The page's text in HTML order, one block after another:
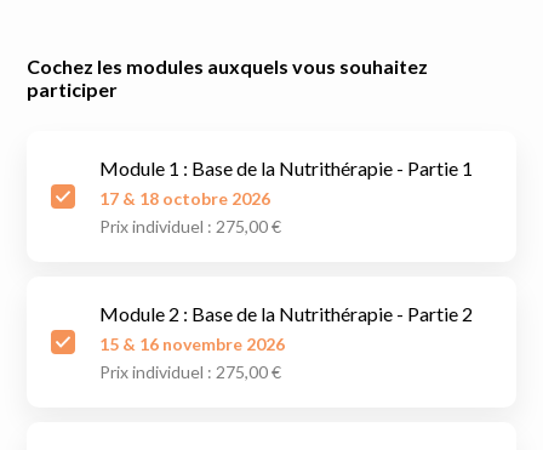
Cochez les modules auxquels vous souhaitez
participer
Module 1 : Base de la Nutrithérapie - Partie 1
17 & 18 octobre 2026
Prix individuel : 275,00 €
Module 2 : Base de la Nutrithérapie - Partie 2
15 & 16 novembre 2026
Prix individuel : 275,00 €